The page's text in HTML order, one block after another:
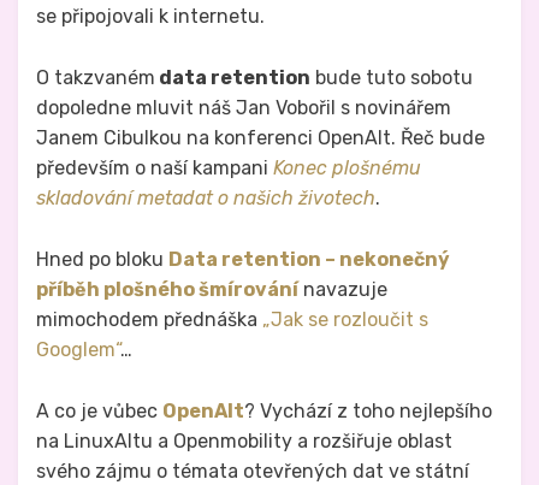
se připojovali k internetu.
O takzvaném data retention bude tuto sobotu
dopoledne mluvit náš Jan Vobořil s novinářem
Janem Cibulkou na konferenci OpenAlt. Řeč bude
především o naší kampani Konec plošnému
skladování metadat o našich životech.
Hned po bloku Data retention – nekonečný
příběh plošného šmírovánínavazuje
mimochodem přednáška „Jak se rozloučit s
Googlem“…
A co je vůbec OpenAlt? Vychází z toho nejlepšího
na LinuxAltu a Openmobility a rozšiřuje oblast
svého zájmu o témata otevřených dat ve státní